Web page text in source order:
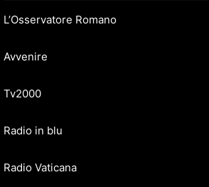
L’Osservatore Romano
Avvenire
Tv2000
Radio in blu
Radio Vaticana